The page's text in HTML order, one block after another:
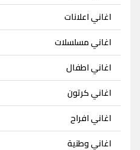
اغاني اعلانات
اغاني مسلسلات
اغاني اطفال
اغاني كرتون
اغاني افراح
اغاني وطنية